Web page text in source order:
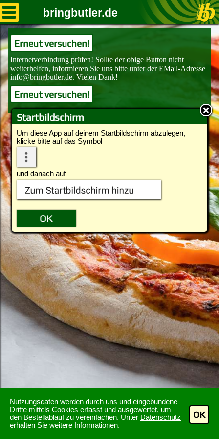
Nutzungsdaten werden durch uns und eingebundene
Dritte mittels Cookies erfasst und ausgewertet, um
den Bestellablauf zu vereinfachen. Unter Datenschutz
erhalten Sie weitere Informationen.
OK
Startbildschirm
Um diese App auf deinem Startbildschirm abzulegen,
klicke bitte auf das Symbol
und danach auf
bringbutler.de
Erneut versuchen!
Erneut versuchen!